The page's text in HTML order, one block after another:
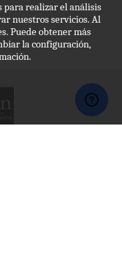
para realizar el análisis
nuestros servicios. Al
Puede obtener más
la configuración,